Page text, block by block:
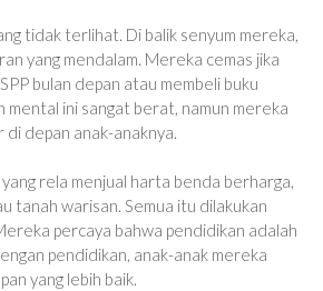
tidak terlihat. Di balik senyum mereka,
yang mendalam. Mereka cemas jika
bulan depan atau membeli buku
mental ini sangat berat, namun mereka
depan anak-anaknya.
rela menjual harta benda berharga,
tanah warisan. Semua itu dilakukan
percaya bahwa pendidikan adalah
pendidikan, anak-anak mereka
yang lebih baik.